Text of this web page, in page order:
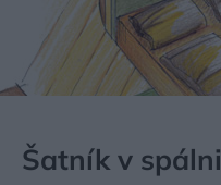
Šatník v spálni